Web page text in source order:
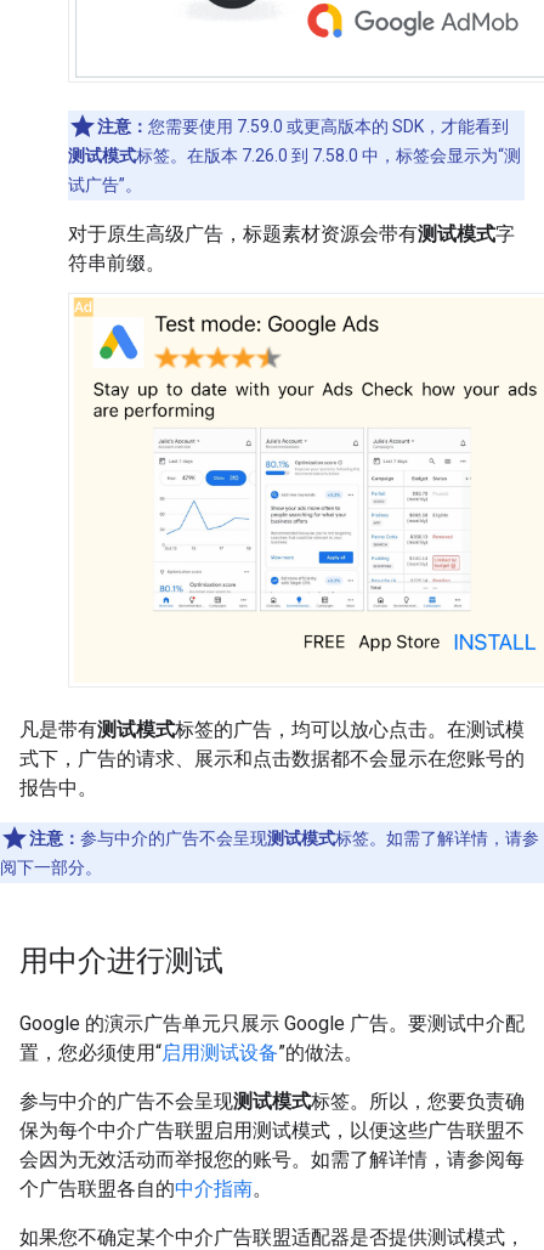
注意： 您需要使用 7.59.0 或更高版本的 SDK，才能看到
测试模式标签。在版本 7.26.0 到 7.58.0 中，标签会显示为“测
试广告”。
对于原生高级广告，标题素材资源会带有测试模式字
符串前缀。
凡是带有测试模式标签的广告，均可以放心点击。在测试模
式下，广告的请求、展示和点击数据都不会显示在您账号的
报告中。
注意： 参与中介的广告不会呈现测试模式标签。 如需了解详情，请参
阅下一部分。
用中介进行测试
Google 的演示广告单元只展示 Google 广告。要测试中介配
置，您必须使用“启用测试设备”的做法。
参与中介的广告不会呈现测试模式标签。 所以，您要负责确
保为每个中介广告联盟启用测试模式，以便这些广告联盟不
会因为无效活动而举报您的账号。如需了解详情，请参阅每
个广告联盟各自的中介指南。
如果您不确定某个中介广告联盟适配器是否提供测试模式，